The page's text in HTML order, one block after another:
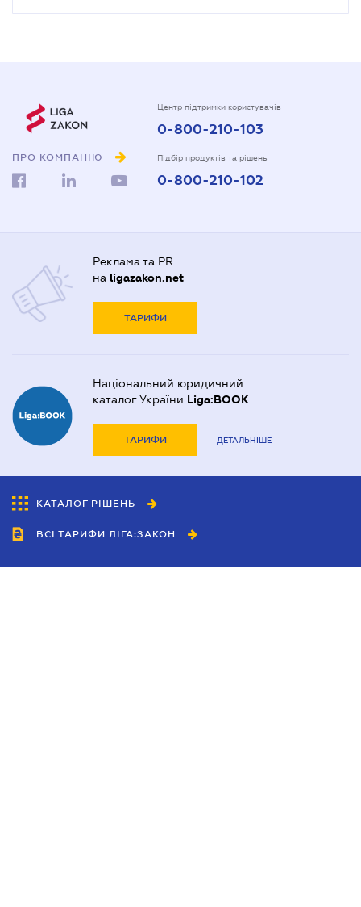
ПРО КОМПАНІЮ
Центр підтримки користувачів
0-800-210-103
Підбір продуктів та рішень
0-800-210-102
Реклама та PR
на ligazakon.net
ТАРИФИ
Національний юридичний
каталог України Liga:BOOK
ТАРИФИ ДЕТАЛЬНІШЕ
КАТАЛОГ РІШЕНЬ
ВСІ ТАРИФИ ЛІГА:ЗАКОН